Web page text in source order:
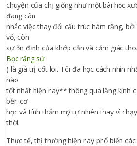
chuyện của chị giống như một bài học
đang cân
nhắc việc thay đổi cấu trúc hàm răng,
vỏ, còn
sự ổn định của khớp cắn và cảm giác
Bọc răng sứ
) là giá trị cốt lõi. Tôi đã học cách nhìn
nào
tốt nhất hiện nay** thông qua lăng kính
bền cơ
học và tính thẩm mỹ tự nhiên thay vì
thời.
Thực tế, thị trường hiện nay phổ biến